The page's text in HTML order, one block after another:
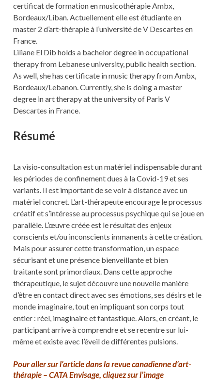
certificat de formation en musicothérapie Ambx,
Bordeaux/Liban. Actuellement elle est étudiante en
master 2 d’art-thérapie à l’université de V Descartes en
France.
Liliane El Dib holds a bachelor degree in occupational
therapy from Lebanese university, public health section.
As well, she has certificate in music therapy from Ambx,
Bordeaux/Lebanon. Currently, she is doing a master
degree in art therapy at the university of Paris V
Descartes in France.
Résumé
La visio-consultation est un matériel indispensable durant
les périodes de confinement dues à la Covid-19 et ses
variants. Il est important de se voir à distance avec un
matériel concret. L’art-thérapeute encourage le processus
créatif et s’intéresse au processus psychique qui se joue en
parallèle. L’œuvre créée est le résultat des enjeux
conscients et/ou inconscients immanents à cette création.
Mais pour assurer cette transformation, un espace
sécurisant et une présence bienveillante et bien
traitante sont primordiaux. Dans cette approche
thérapeutique, le sujet découvre une nouvelle manière
d’être en contact direct avec ses émotions, ses désirs et le
monde imaginaire, tout en impliquant son corps tout
entier : réel, imaginaire et fantastique. Alors, en créant, le
participant arrive à comprendre et se recentre sur lui-
même et existe avec l’éveil de différentes pulsions.
Pour aller sur l’article dans la revue canadienne d’art-
thérapie – CATA Envisage, cliquez sur l’image